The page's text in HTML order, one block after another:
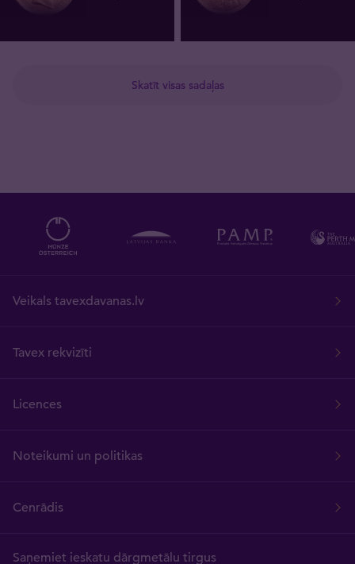
Skatīt visas sadaļas
Veikals tavexdavanas.lv
Tavex rekvizīti
Licences
Noteikumi un politikas
Cenrādis
Saņemiet ieskatu dārgmetālu tirgus